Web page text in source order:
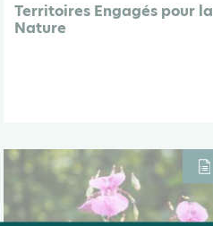
Territoires Engagés pour la
Nature